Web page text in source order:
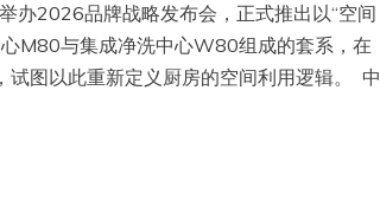
办2026品牌战略发布会，正式推出以“空间
M80与集成净洗中心W80组成的套系，在
图以此重新定义厨房的空间利用逻辑。 ‍ 中